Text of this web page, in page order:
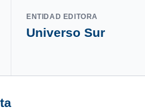
ENTIDAD EDITORA
Universo Sur